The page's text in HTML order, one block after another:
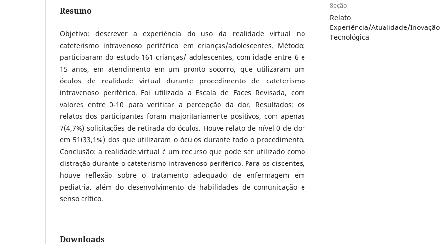
Resumo
Objetivo: descrever a experiência do uso da realidade virtual no
cateterismo intravenoso periférico em crianças/adolescentes. Método:
participaram do estudo 161 crianças/ adolescentes, com idade entre 6 e
15 anos, em atendimento em um pronto socorro, que utilizaram um
óculos de realidade virtual durante procedimento de cateterismo
intravenoso periférico. Foi utilizada a Escala de Faces Revisada, com
valores entre 0-10 para verificar a percepção da dor. Resultados: os
relatos dos participantes foram majoritariamente positivos, com apenas
7(4,7%) solicitações de retirada do óculos. Houve relato de nível 0 de dor
em 51(33,1%) dos que utilizaram o óculos durante todo o procedimento.
Conclusão: a realidade virtual é um recurso que pode ser utilizado como
distração durante o cateterismo intravenoso periférico. Para os discentes,
houve reflexão sobre o tratamento adequado de enfermagem em
pediatria, além do desenvolvimento de habilidades de comunicação e
senso crítico.
Downloads
Seção
Relato
Experiência/Atualidade/Inovação
Tecnológica